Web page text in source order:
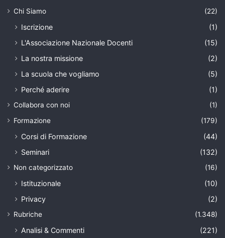
Chi Siamo (22)
Iscrizione
(1)
L'Associazione Nazionale Docenti
(15)
La nostra missione
(2)
La scuola che vogliamo
(5)
Perché aderire
(1)
Collabora con noi
(1)
Formazione
(179)
Corsi di Formazione
(44)
Seminari
(132)
Non categorizzato (16)
Istituzionale
(10)
Privacy
(2)
Rubriche (1.348)
Analisi & Commenti
(221)